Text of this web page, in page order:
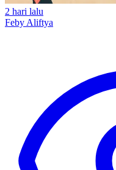
2 hari lalu
Feby Aliftya